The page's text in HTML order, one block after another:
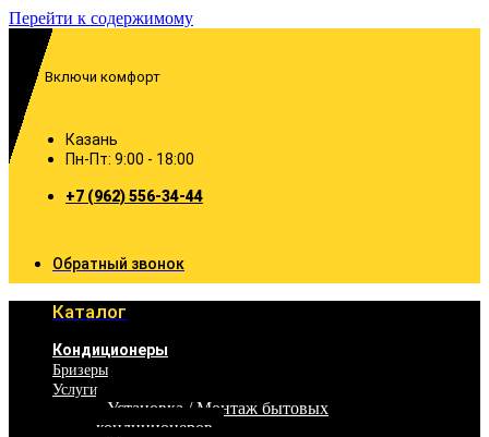
Перейти к содержимому
Включи комфорт
Казань
Пн-Пт: 9:00 - 18:00
+7 (962) 556-34-44
Обратный звонок
Каталог
Кондиционеры
Бризеры
Услуги
Установка / Монтаж бытовых
кондиционеров